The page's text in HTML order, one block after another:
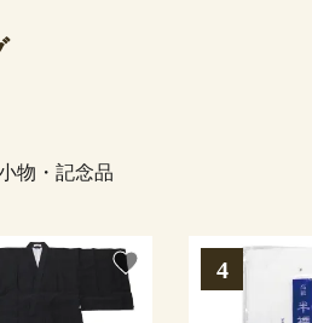
物・記念品
favorite